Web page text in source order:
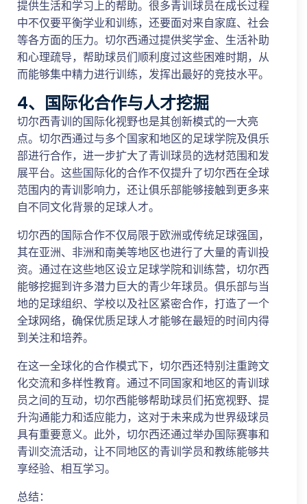
提供生活和学习上的帮助。很多青训球员在成长过程
中不仅要平衡学业和训练，还要面对来自家庭、社会
等各方面的压力。切尔西通过提供奖学金、生活补助
和心理疏导，帮助球员们顺利度过这些困难时期，从
而能够集中精力进行训练，发挥出最好的竞技水平。
4、国际化合作与人才挖掘
切尔西青训的国际化视野也是其创新模式的一大亮
点。切尔西通过与多个国家和地区的足球学院及俱乐
部进行合作，进一步扩大了青训球员的选材范围和发
展平台。这些国际化的合作不仅提升了切尔西在全球
范围内的青训影响力，还让俱乐部能够接触到更多来
自不同文化背景的足球人才。
切尔西的国际合作不仅局限于欧洲或传统足球强国，
其在亚洲、非洲和南美等地区也进行了大量的青训投
资。通过在这些地区设立足球学院和训练营，切尔西
能够挖掘到许多潜力巨大的青少年球员。俱乐部与当
地的足球组织、学校以及社区紧密合作，打造了一个
全球网络，确保优质足球人才能够在最短的时间内得
到关注和培养。
在这一全球化的合作模式下，切尔西还特别注重跨文
化交流和多样性教育。通过不同国家和地区的青训球
员之间的互动，切尔西能够帮助球员们拓宽视野、提
升沟通能力和适应能力，这对于未来成为世界级球员
具有重要意义。此外，切尔西还通过举办国际赛事和
青训交流活动，让不同地区的青训学员和教练能够共
享经验、相互学习。
总结：